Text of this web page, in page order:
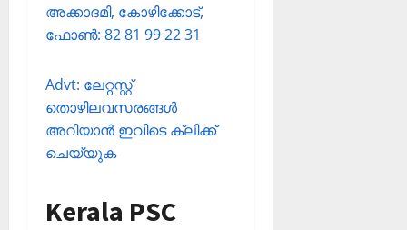
അക്കാദമി, കോഴിക്കോട്,
ഫോണ്‍: 82 81 99 22 31
Advt: ലേറ്റസ്റ്റ്
തൊഴിലവസരങ്ങള്‍
അറിയാന്‍ ഇവിടെ ക്ലിക്ക്
ചെയ്യുക
Kerala PSC